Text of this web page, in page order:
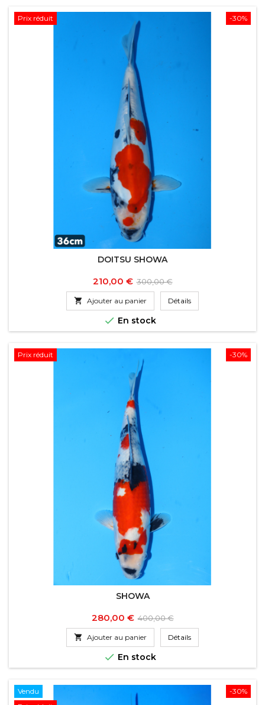
-30%
Prix réduit
DOITSU SHOWA
Prix
210,00 € Prix
de
base
300,00 €
 Ajouter au panier Détails
 En stock
-30%
Prix réduit
SHOWA
Prix
280,00 € Prix
de
base
400,00 €
 Ajouter au panier Détails
 En stock
-30%
Vendu